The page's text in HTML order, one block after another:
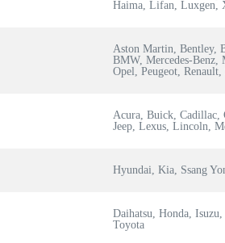
Haima, Lifan, Luxgen,
Aston Martin, Bentley,
BMW, Mercedes-Benz,
Opel, Peugeot,
Acura, Buick, Cadillac,
Jeep, Lexus, Lincoln,
Hyundai, Kia, Ssang
Daihatsu, Honda,
Toyota